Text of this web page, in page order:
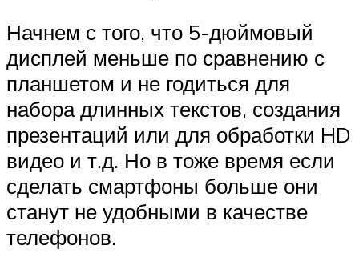
Начнем с того, что 5-дюймовый
дисплей меньше по сравнению с
планшетом и не годиться для
набора длинных текстов, создания
презентаций или для обработки HD
видео и т.д. Но в тоже время если
сделать смартфоны больше они
станут не удобными в качестве
телефонов.